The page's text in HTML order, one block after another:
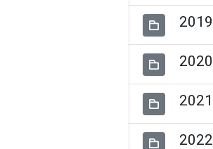
2019
2020
2021
2022